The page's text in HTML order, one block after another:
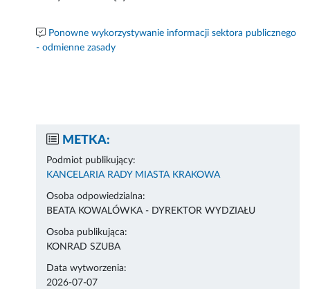
Ponowne wykorzystywanie informacji sektora publicznego
- odmienne zasady
METKA:
Podmiot publikujący:
KANCELARIA RADY MIASTA KRAKOWA
Osoba odpowiedzialna:
BEATA KOWALÓWKA - DYREKTOR WYDZIAŁU
Osoba publikująca:
KONRAD SZUBA
Data wytworzenia:
2026-07-07